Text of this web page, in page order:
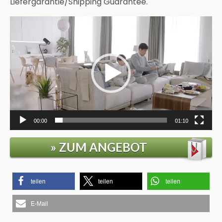
00:00 01:10
» ZUM ANGEBOT
teilen teilen teilen
E-Mail